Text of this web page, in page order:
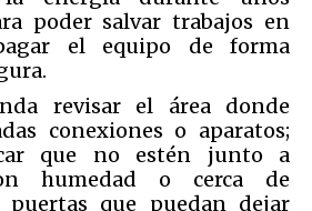
poder salvar trabajos en
el equipo de forma
revisar el área donde
conexiones o aparatos;
que no estén junto a
humedad o cerca de
puertas que puedan dejar